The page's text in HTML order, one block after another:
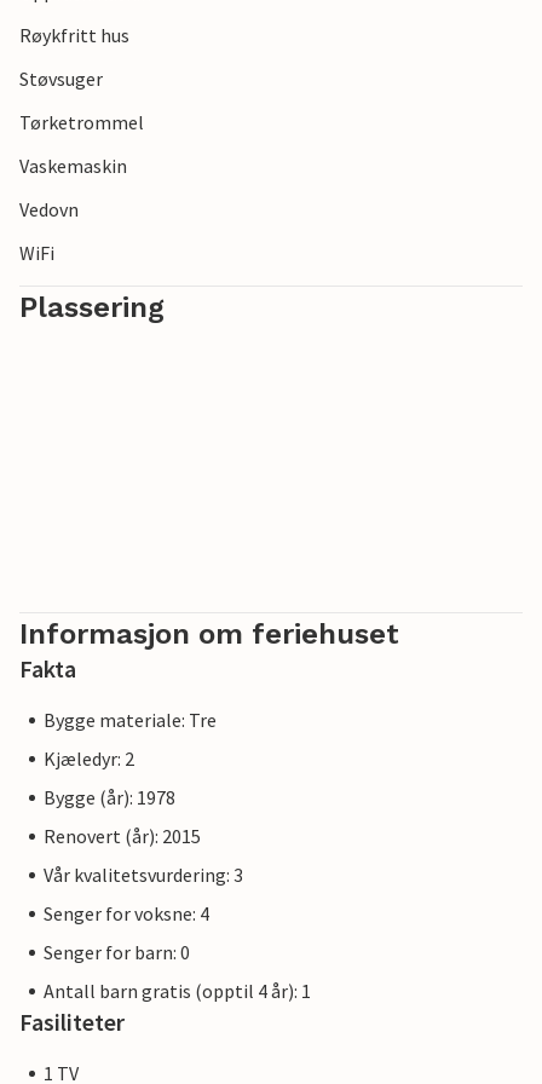
Røykfritt hus
Støvsuger
Tørketrommel
Vaskemaskin
Vedovn
WiFi
Plassering
Informasjon om feriehuset
Fakta
Bygge materiale: Tre
Kjæledyr: 2
Bygge (år): 1978
Renovert (år): 2015
Vår kvalitetsvurdering: 3
Senger for voksne: 4
Senger for barn: 0
Antall barn gratis (opptil 4 år): 1
Fasiliteter
1 TV